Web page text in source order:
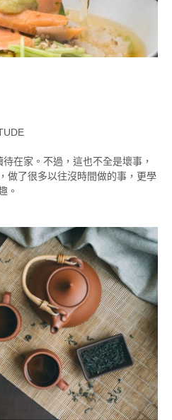
在家。不過，這也不全是壞事，
做了很多以往沒時間做的事，更學
。